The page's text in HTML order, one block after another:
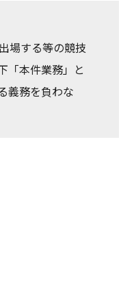
場する等の競技
「本件業務」と
義務を負わな